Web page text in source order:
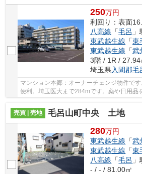
250万円
八高線 「毛呂
東武越生線 「東
東武越生線 「武
3階 / 1R / 27.94
埼玉県 入間郡毛
マンション本郷：オーナーチェンジ物件で
便利。埼玉医大まで284mです。薬や日用品
売買 | 売地
毛呂山町中央 土地
280万円
東武越生線 「武
東武越生線 「東
八高線 「毛呂
- / - / 81.00㎡